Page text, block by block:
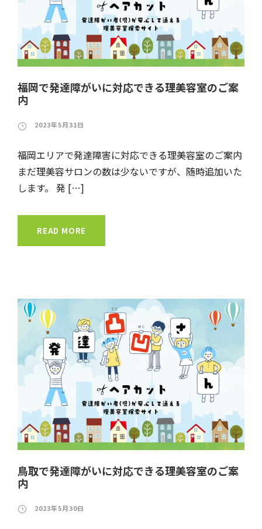
福岡で発達障がいに対応できる理美容室のご案
内
2023年5月31日
福岡エリアで発達障害に対応できる理美容室のご案内
まだ理美容サロンの数は少ないですが、随時追加いた
します。 発 […]
READ MORE
鳥取で発達障がいに対応できる理美容室のご案
内
2023年5月30日